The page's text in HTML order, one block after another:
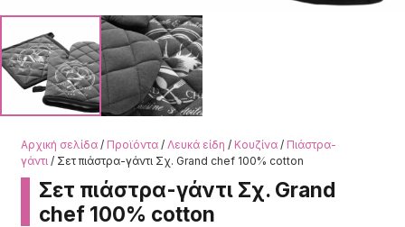
Αρχική σελίδα/ Προϊόντα/ Λευκά είδη / Κουζίνα/ Πιάστρα-
γάντι / Σετ πιάστρα-γάντι Σχ. Grand chef 100% cotton
Σετ πιάστρα-γάντι Σχ. Grand
chef 100% cotton